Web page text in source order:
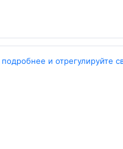
подробнее и отрегулируйте